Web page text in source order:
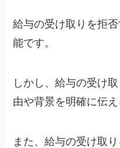
給与の受け取りを拒
能です。
しかし、給与の受け
由や背景を明確に伝え
また、給与の受け取